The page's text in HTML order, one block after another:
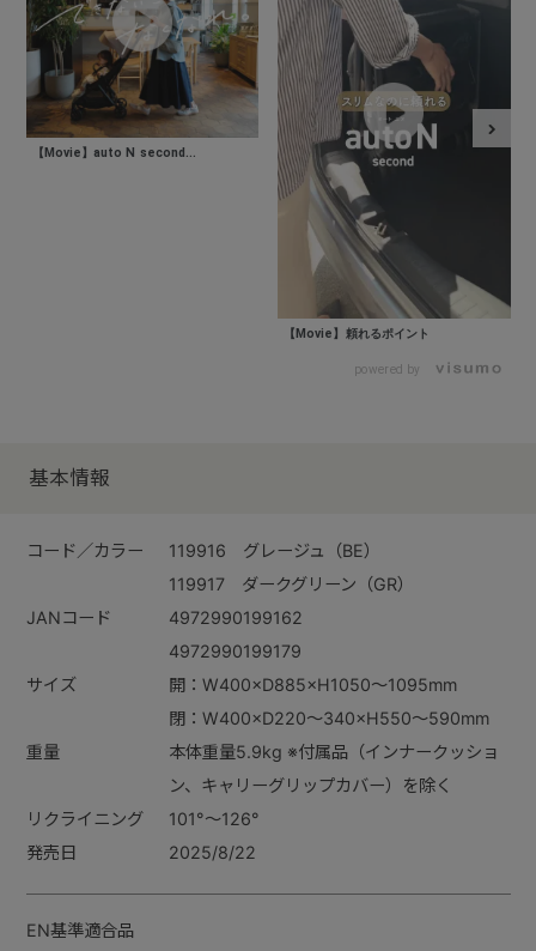
【Movie】auto N second...
【Movie】頼れるポイント
powered by
基本情報
コード／カラー
119916 グレージュ（BE）
119917 ダークグリーン（GR）
JANコード
4972990199162
4972990199179
サイズ
開：W400×D885×H1050～1095mm
閉：W400×D220～340×H550～590mm
重量
本体重量5.9kg ※付属品（インナークッショ
ン、キャリーグリップカバー）を除く
リクライニング
101°～126°
発売日
2025/8/22
EN基準適合品